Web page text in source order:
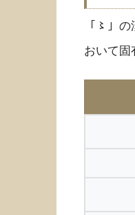
「〻」
おいて固